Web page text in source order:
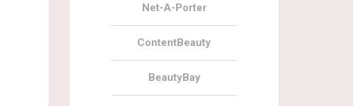
Net-A-Porter
ContentBeauty
BeautyBay